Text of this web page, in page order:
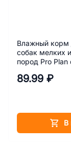
Влажный корм
собак мелких
пород Pro Plan
89.99 ₽
В